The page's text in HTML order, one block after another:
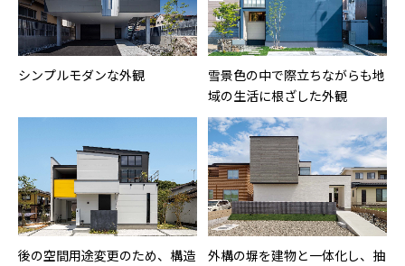
シンプルモダンな外観
雪景色の中で際立ちながらも地
域の生活に根ざした外観
後の空間用途変更のため、構造
外構の塀を建物と一体化し、抽